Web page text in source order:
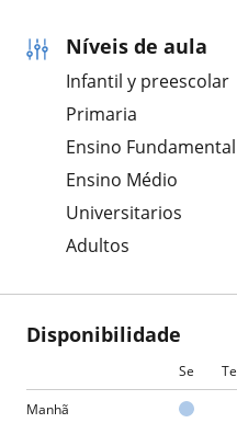
Níveis de aula
Infantil y preescolar
Primaria
Ensino Fundamental
Ensino Médio
Universitarios
Adultos
Disponibilidade
Se Te
Manhã